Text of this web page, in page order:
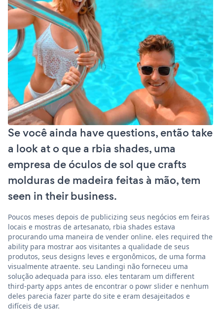
Se você ainda have questions, então take
a look at o que a rbia shades, uma
empresa de óculos de sol que crafts
molduras de madeira feitas à mão, tem
seen in their business.
Poucos meses depois de publicizing seus negócios em feiras
locais e mostras de artesanato, rbia shades estava
procurando uma maneira de vender online. eles required the
ability para mostrar aos visitantes a qualidade de seus
produtos, seus designs leves e ergonômicos, de uma forma
visualmente atraente. seu Landingi não forneceu uma
solução adequada para isso. eles tentaram um different
third-party apps antes de encontrar o powr slider e nenhum
deles parecia fazer parte do site e eram desajeitados e
difíceis de usar.